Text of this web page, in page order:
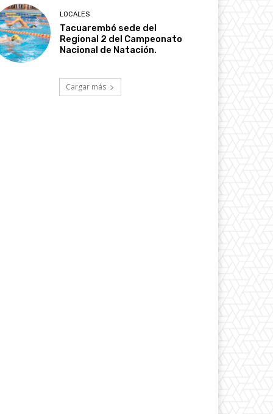
LOCALES
Tacuarembó sede del
Regional 2 del Campeonato
Nacional de Natación.
Cargar más